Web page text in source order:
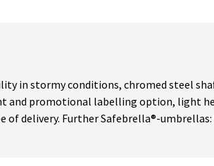
in stormy conditions, chromed steel
and promotional labelling option, light
delivery. Further Safebrella®-umbrellas: